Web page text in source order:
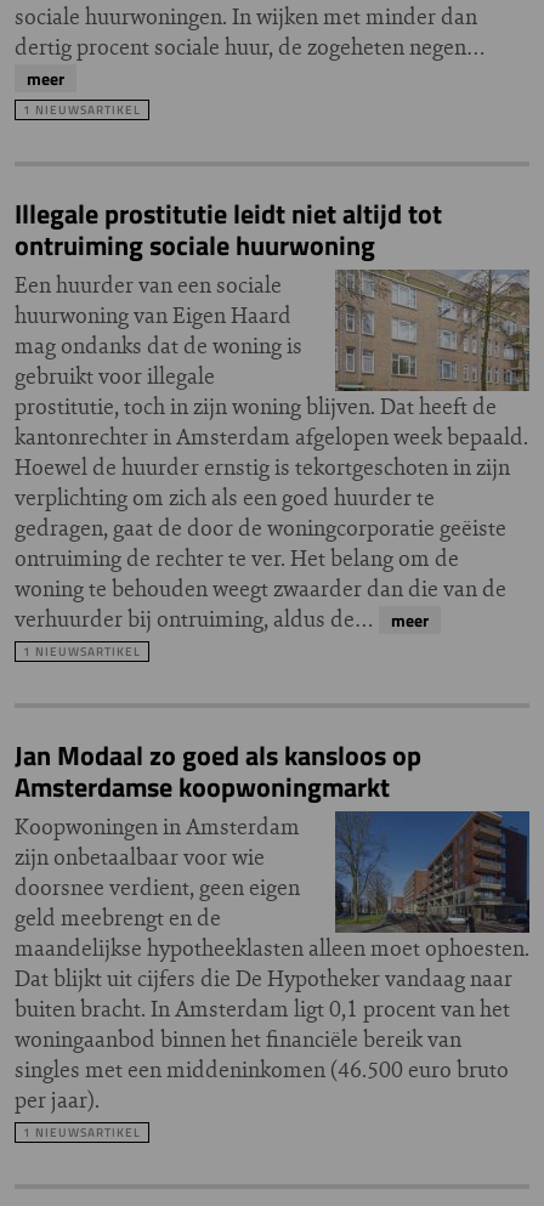
sociale huurwoningen. In wijken met minder dan
dertig procent sociale huur, de zogeheten negen…
meer
1 NIEUWSARTIKEL
Illegale prostitutie leidt niet altijd tot
ontruiming sociale huurwoning
Een huurder van een sociale
huurwoning van Eigen Haard
mag ondanks dat de woning is
gebruikt voor illegale
prostitutie, toch in zijn woning blijven. Dat heeft de
kantonrechter in Amsterdam afgelopen week bepaald.
Hoewel de huurder ernstig is tekortgeschoten in zijn
verplichting om zich als een goed huurder te
gedragen, gaat de door de woningcorporatie geëiste
ontruiming de rechter te ver. Het belang om de
woning te behouden weegt zwaarder dan die van de
verhuurder bij ontruiming, aldus de…
meer
1 NIEUWSARTIKEL
Jan Modaal zo goed als kansloos op
Amsterdamse koopwoningmarkt
Koopwoningen in Amsterdam
zijn onbetaalbaar voor wie
doorsnee verdient, geen eigen
geld meebrengt en de
maandelijkse hypotheeklasten alleen moet ophoesten.
Dat blijkt uit cijfers die De Hypotheker vandaag naar
buiten bracht. In Amsterdam ligt 0,1 procent van het
woningaanbod binnen het financiële bereik van
singles met een middeninkomen (46.500 euro bruto
per jaar).
1 NIEUWSARTIKEL